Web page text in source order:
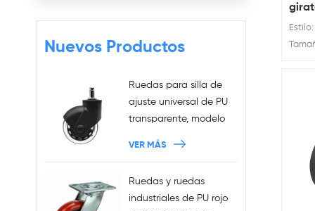
Nuevos Productos
Ruedas para silla de
ajuste universal de PU
transparente, modelo
silla de oficina
enchufables, ventas al
VER MÁS
Ruedas y ruedas
industriales de PU rojo